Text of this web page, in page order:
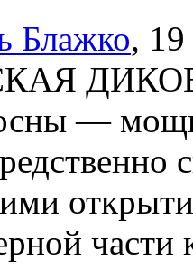
Блажко,
—
части